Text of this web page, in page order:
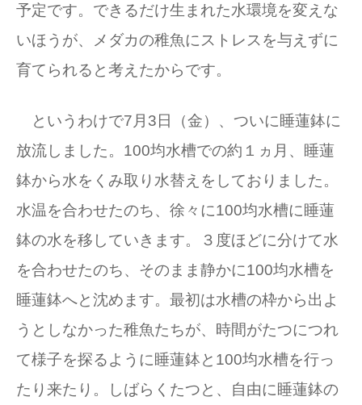
予定です。できるだけ生まれた水環境を変えな
いほうが、メダカの稚魚にストレスを与えずに
育てられると考えたからです。
というわけで7月3日（金）、ついに睡蓮鉢に
放流しました。100均水槽での約１ヵ月、睡蓮
鉢から水をくみ取り水替えをしておりました。
水温を合わせたのち、徐々に100均水槽に睡蓮
鉢の水を移していきます。３度ほどに分けて水
を合わせたのち、そのまま静かに100均水槽を
睡蓮鉢へと沈めます。最初は水槽の枠から出よ
うとしなかった稚魚たちが、時間がたつにつれ
て様子を探るように睡蓮鉢と100均水槽を行っ
たり来たり。しばらくたつと、自由に睡蓮鉢の